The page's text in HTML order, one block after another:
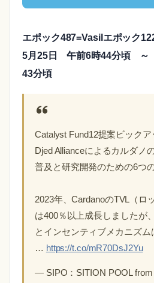
エポック487=Vasilエポック
5月25日 午前6時44分頃
43分頃
Catalyst Fund12提案ビックア
Djed Allianceによるカルダノ
普及と研究開発のための6つ
2023年、CardanoのTVL（ロ
は400％以上成長しましたが
とインセンティブメカニズム
… https://t.co/mR70DsJ2Yu
— SIPO：SITION POOL from